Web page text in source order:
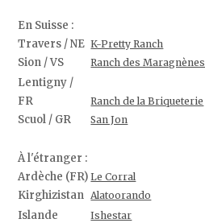
En Suisse :
Travers / NE K-Pretty Ranch
Sion / VS Ranch des Maragnènes
Lentigny /
FR
Ranch de la Briqueterie
Scuol / GR San Jon
À l'étranger :
Ardèche (FR) Le Corral
Kirghizistan Alatoorando
Islande Ishestar